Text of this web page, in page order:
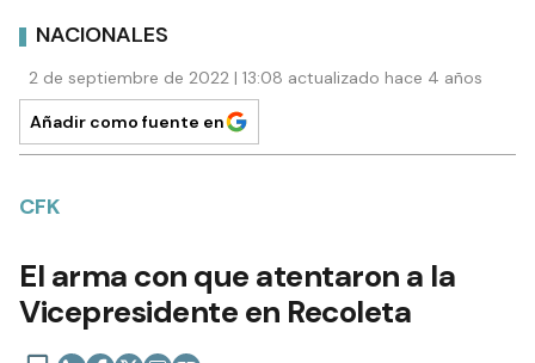
NACIONALES
2 de septiembre de 2022 | 13:08 actualizado hace 4 años
Añadir como fuente en
CFK
El arma con que atentaron a la
Vicepresidente en Recoleta